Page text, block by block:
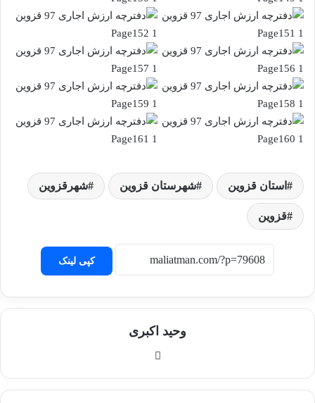
استان قزوین شهرستان قزوین شهرقزوین
قزوین
کپی لینک
وحید اکبری